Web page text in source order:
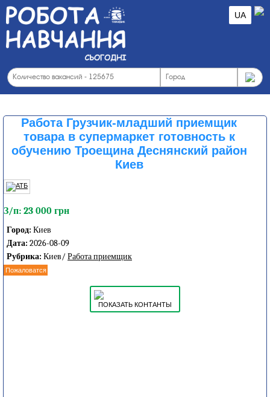
UA
Работа Грузчик-младший приемщик
товара в супермаркет готовность к
обучению Троещина Деснянский район
Киев
З/п: 23 000 грн
Город: Киев
Дата: 2026-08-09
Рубрика: Киев/ Работа приемщик
Пожаловатся
ПОКАЗАТЬ КОНТАНТЫ